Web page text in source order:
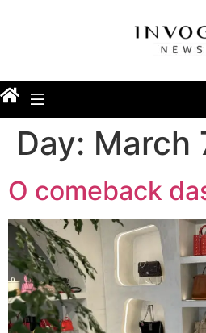
Day: March
O comeback